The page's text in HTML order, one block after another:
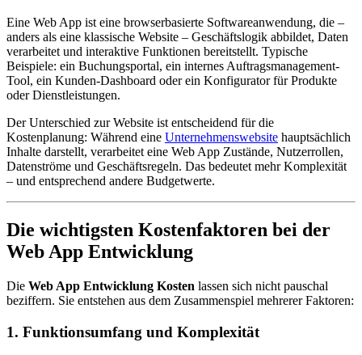
Eine Web App ist eine browserbasierte Softwareanwendung, die –
anders als eine klassische Website – Geschäftslogik abbildet, Daten
verarbeitet und interaktive Funktionen bereitstellt. Typische
Beispiele: ein Buchungsportal, ein internes Auftragsmanagement-
Tool, ein Kunden-Dashboard oder ein Konfigurator für Produkte
oder Dienstleistungen.
Der Unterschied zur Website ist entscheidend für die
Kostenplanung: Während eine Unternehmenswebsite hauptsächlich
Inhalte darstellt, verarbeitet eine Web App Zustände, Nutzerrollen,
Datenströme und Geschäftsregeln. Das bedeutet mehr Komplexität
– und entsprechend andere Budgetwerte.
Die wichtigsten Kostenfaktoren bei der
Web App Entwicklung
Die Web App Entwicklung Kosten lassen sich nicht pauschal
beziffern. Sie entstehen aus dem Zusammenspiel mehrerer Faktoren:
1. Funktionsumfang und Komplexität